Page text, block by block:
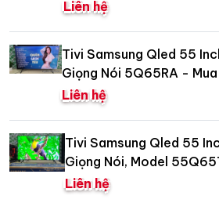
Liên hệ
Tivi Samsung Qled 55
Giọng Nói 5Q65RA -
Liên hệ
Tivi Samsung Qled 55
Giọng Nói, Model
Liên hệ